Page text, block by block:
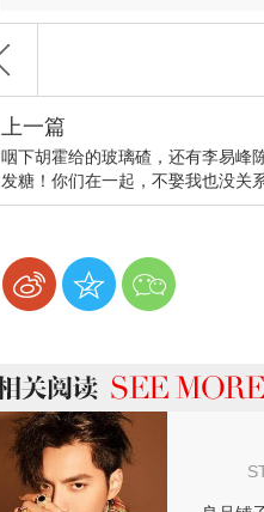
上一篇
咽下胡霍给的玻璃碴，还有李易峰
发糖！你们在一起，不娶我也没关